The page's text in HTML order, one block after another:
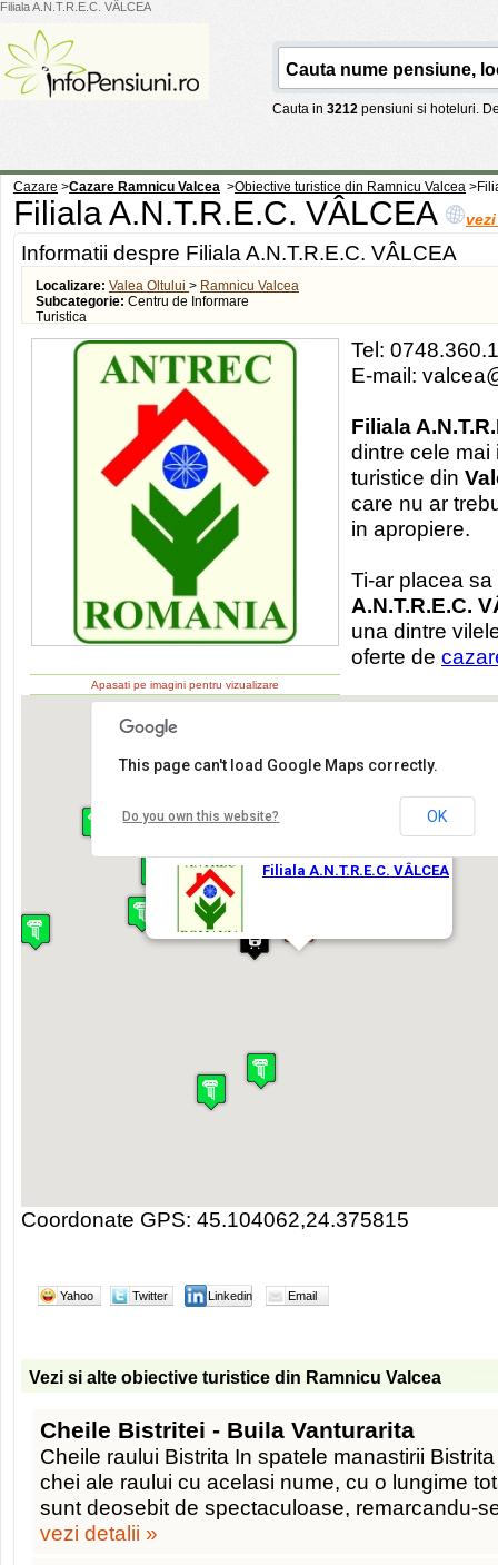
Filiala A.N.T.R.E.C. VÂLCEA
Cauta in 3212 pensiuni si hoteluri.
Cazare >Cazare Ramnicu Valcea >Obiective turistice din Ramnicu Valcea >
Filiala A.N.T.R.E.C. VÂLCEA
Informatii despre Filiala A.N.T.R.E.C. VÂLCEA
Localizare: Valea Oltului > Ramnicu Valcea
Subcategorie: Centru de Informare
Turistica
Apasati pe imagini pentru vizualizare
Tel:
E-mail:
Filiala
dintre cele mai
turistice din
care nu ar
in apropiere.
Ti-ar placea
A.N.T.R.E.C.
una dintre
oferte de
Coordonate GPS: 45.104062,24.375815
Yahoo Twitter Linkedin Email
Vezi si alte obiective turistice din Ramnicu Valcea
Cheile Bistritei - Buila Vanturarita
Cheile raului Bistrita In spatele manastirii
chei ale raului cu acelasi nume, cu o lungime
sunt deosebit de spectaculoase, remarcandu-
vezi detalii »